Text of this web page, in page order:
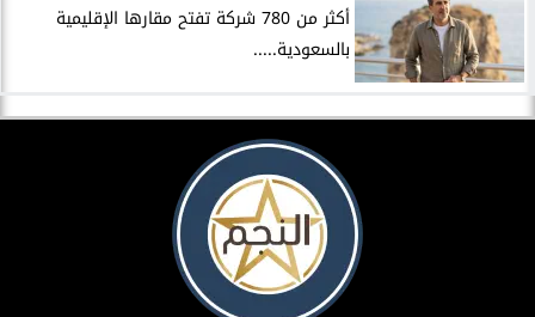
أكثر من 780 شركة تفتح مقارها الإقليمية
بالسعودية.....